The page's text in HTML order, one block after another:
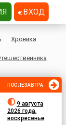
Хроника
ПОСЛЕЗАВТРА
9 августа
2026 года,
воскресенье
ВХОД